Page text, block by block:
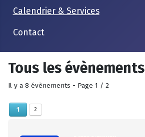
Calendrier & Services
Contact
Tous les évènements
Il y a 8 évènements - Page 1 / 2
1 2